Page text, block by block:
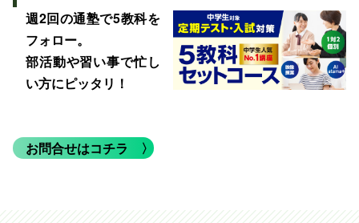
週2回の通塾で5教科を
フォロー。
部活動や習い事で忙し
い方にピッタリ！
お問合せはコチラ 〉